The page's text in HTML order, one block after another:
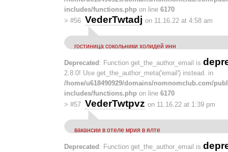
includes/functions.php on line 6170
> #56 VederTwtadj on 11.16.22 at 4:58 am
гостиница сокольники холидей инн
Deprecated : Function get_the_author_email is
2.8.0! Use get_the_author_meta('email') instead. in
/home/u618490929/domains/nomnomclub.com/
includes/functions.php on line 6170
> #57 VederTwtpvz on 11.16.22 at 1:39 pm
вакансии в отеле мрия в ялте
Deprecated : Function get_the_author_email is